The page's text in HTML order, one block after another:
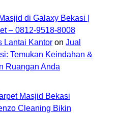
di Galaxy Bekasi |
– 0812-9518-8008
Lantai Kantor on Jual
Temukan Keindahan &
Ruangan Anda
Masjid Bekasi
Cleaning Bikin